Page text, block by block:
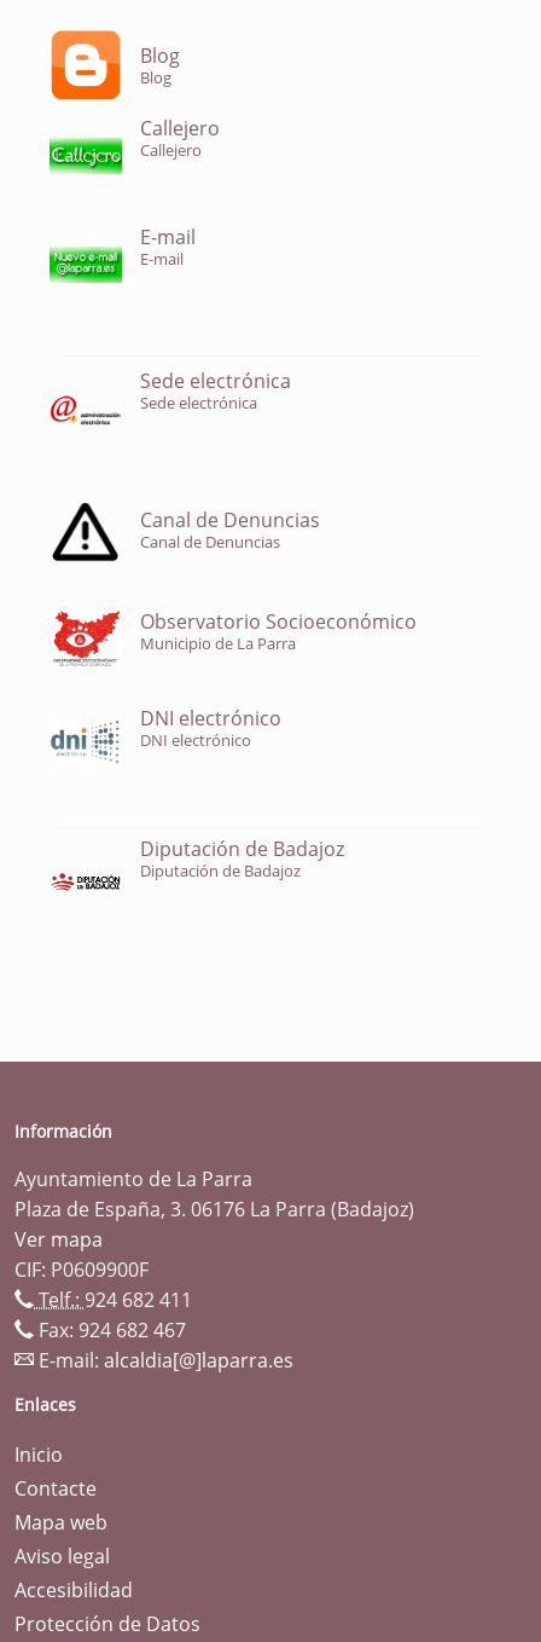
Blog
Blog
Callejero
Callejero
E-mail
E-mail
Sede electrónica
Sede electrónica
Canal de Denuncias
Canal de Denuncias
Observatorio Socioeconómico
Municipio de La Parra
DNI electrónico
DNI electrónico
Diputación de Badajoz
Diputación de Badajoz
Información
Ayuntamiento de La Parra
Plaza de España, 3. 06176 La Parra (Badajoz)
Ver mapa
CIF: P0609900F
Telf.: 924 682 411
Fax: 924 682 467
E-mail: alcaldia[@]laparra.es
Enlaces
Inicio
Contacte
Mapa web
Aviso legal
Accesibilidad
Protección de Datos